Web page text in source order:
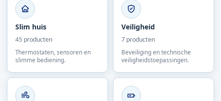
Slim huis
45 producten
Thermostaten, sensoren en
slimme bediening.
Veiligheid
7 producten
Beveiliging en technische
veiligheidstoepassingen.